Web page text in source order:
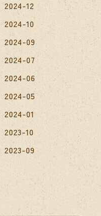
2024-12
2024-10
2024-09
2024-07
2024-06
2024-05
2024-01
2023-10
2023-09